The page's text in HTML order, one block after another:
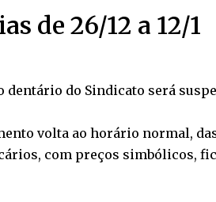
de 26/12 a 12/1
do Sindicato será
volta ao horário normal,
com preços simbólicos,